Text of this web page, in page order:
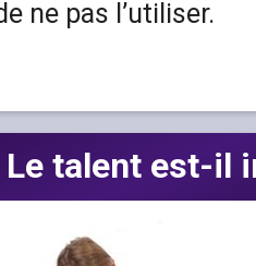
ne pas l’utiliser.
Le talent est-il